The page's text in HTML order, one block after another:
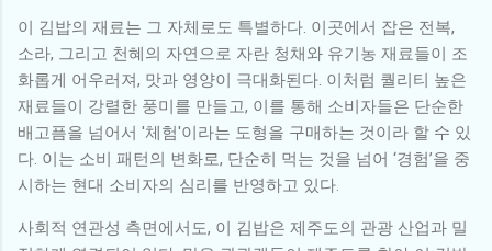
이 김밥의 재료는 그 자체로도 특별하다. 이곳에서 잡은 전복,
소라, 그리고 천혜의 자연으로 자란 청채와 유기농 재료들이 조
화롭게 어우러져, 맛과 영양이 극대화된다. 이처럼 퀄리티 높은
재료들이 강렬한 풍미를 만들고, 이를 통해 소비자들은 단순한
배고픔을 넘어서 '체험'이라는 도형을 구매하는 것이라 할 수 있
다. 이는 소비 패턴의 변화로, 단순히 먹는 것을 넘어 ‘경험’을 중
시하는 현대 소비자의 심리를 반영하고 있다.
사회적 연관성 측면에서도, 이 김밥은 제주도의 관광 산업과 밀